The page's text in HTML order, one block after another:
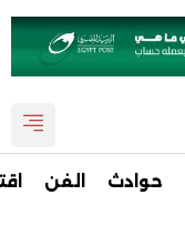
حوادث الفن